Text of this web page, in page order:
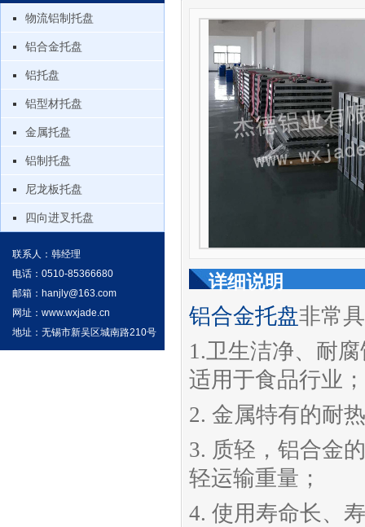
物流铝制托盘
铝合金托盘
铝托盘
铝型材托盘
金属托盘
铝制托盘
尼龙板托盘
四向进叉托盘
联系人：韩经理
电话：0510-85366680
邮箱： hanjly@163.com
网址： www.wxjade.cn
地址：无锡市新吴区城南路210号
详细说明
铝合金托盘非常
1.卫生洁净、耐
适用于食品行业；
2. 金属特有的耐
3. 质轻，铝合金
轻运输重量；
4. 使用寿命长、